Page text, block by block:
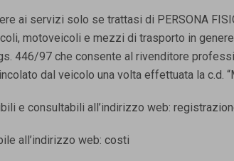
ai servizi solo se trattasi di PERSONA
motoveicoli e mezzi di trasporto in
446/97 che consente al rivenditore
dal veicolo una volta effettuata la c.d.
e consultabili all’indirizzo web:
all’indirizzo web: costi